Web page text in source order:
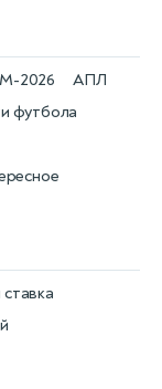
футбола
2026 АПЛ